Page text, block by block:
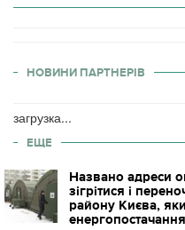
НОВИНИ ПАРТНЕРІВ
загрузка...
ЕЩЕ
Названо адреси
зігрітися і
району Києва,
енергопостачання